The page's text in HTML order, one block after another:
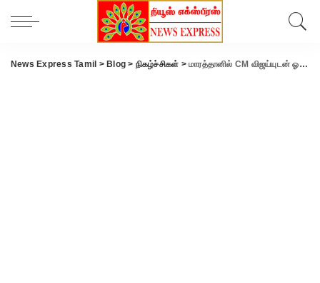
News Express Tamil > Blog > நிகழ்ச்சிகள் >மாரத்தானில் CM விஜய்யுடன் ஓடிய வீராங்கனைகள் சொன்ன சுவாரசிய தகவல்!